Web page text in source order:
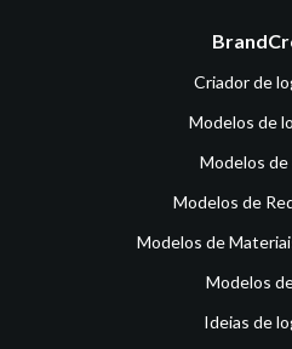
Criador de
Modelos de
Modelos de
Modelos de
Modelos de
Modelos
Ideias de